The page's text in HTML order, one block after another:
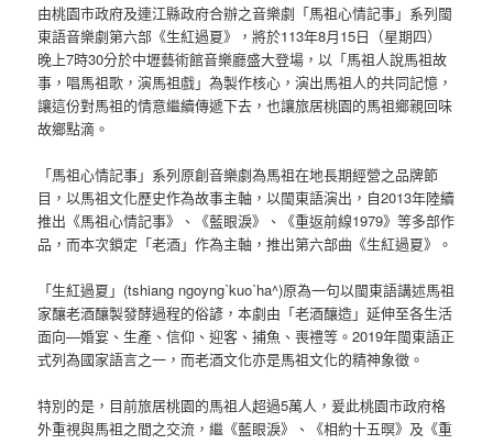
由桃園市政府及連江縣政府合辦之音樂劇「馬祖心情記事」系列閩
東語音樂劇第六部《生紅過夏》，將於113年8月15日（星期四）
晚上7時30分於中壢藝術館音樂廳盛大登場，以「馬祖人說馬祖故
事，唱馬祖歌，演馬祖戲」為製作核心，演出馬祖人的共同記憶，
讓這份對馬祖的情意繼續傳遞下去，也讓旅居桃園的馬祖鄉親回味
故鄉點滴。
「馬祖心情記事」系列原創音樂劇為馬祖在地長期經營之品牌節
目，以馬祖文化歷史作為故事主軸，以閩東語演出，自2013年陸續
推出《馬祖心情記事》、《藍眼淚》、《重返前線1979》等多部作
品，而本次鎖定「老酒」作為主軸，推出第六部曲《生紅過夏》。
「生紅過夏」(tshiang ngoyngˋkuoˋha^)原為一句以閩東語講述馬祖
家釀老酒釀製發酵過程的俗諺，本劇由「老酒釀造」延伸至各生活
面向—婚宴、生產、信仰、迎客、捕魚、喪禮等。2019年閩東語正
式列為國家語言之一，而老酒文化亦是馬祖文化的精神象徵。
特別的是，目前旅居桃園的馬祖人超過5萬人，爰此桃園市政府格
外重視與馬祖之間之交流，繼《藍眼淚》、《相約十五暝》及《重